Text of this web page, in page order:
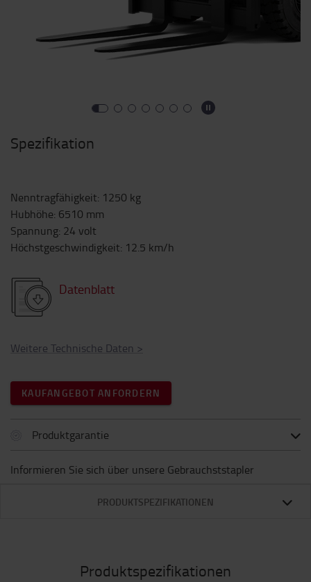
Spezifikation
Nenntragfähigkeit: 1250 kg
Hubhöhe: 6510 mm
Spannung: 24 volt
Höchstgeschwindigkeit: 12.5 km/h
Datenblatt
Weitere Technische Daten >
KAUFANGEBOT ANFORDERN
Produktgarantie
Informieren Sie sich über unsere Gebrauchststapler
PRODUKTSPEZIFIKATIONEN
Produktspezifikationen